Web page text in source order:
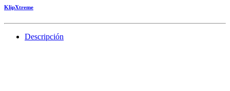
KlipXtreme
Descripción